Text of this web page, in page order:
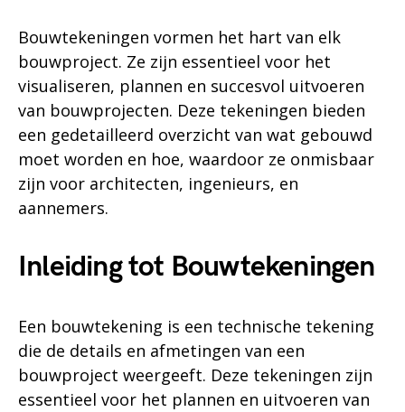
Bouwtekeningen vormen het hart van elk
bouwproject. Ze zijn essentieel voor het
visualiseren, plannen en succesvol uitvoeren
van bouwprojecten. Deze tekeningen bieden
een gedetailleerd overzicht van wat gebouwd
moet worden en hoe, waardoor ze onmisbaar
zijn voor architecten, ingenieurs, en
aannemers.
Inleiding tot Bouwtekeningen
Een bouwtekening is een technische tekening
die de details en afmetingen van een
bouwproject weergeeft. Deze tekeningen zijn
essentieel voor het plannen en uitvoeren van